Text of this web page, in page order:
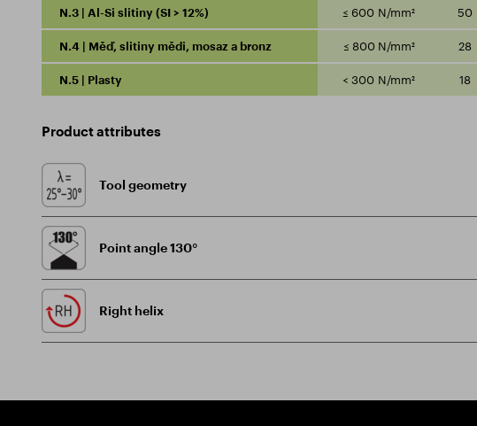
N.3 | Al-Si slitiny (SI > 12%) ≤ 600 N/mm² 50
N.4 | Měď, slitiny mědi, mosaz a bronz ≤ 800 N/mm² 28
N.5 | Plasty < 300 N/mm² 18
Product attributes
Tool geometry
Point angle 130°
Right helix